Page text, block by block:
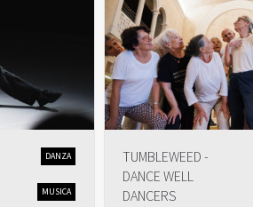
DANZA
MUSICA
TUMBLEWEED -
DANCE WELL
DANCERS